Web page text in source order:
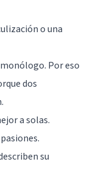
o una
Por eso
dos
a solas.
su